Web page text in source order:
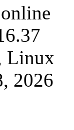
Linux
2026